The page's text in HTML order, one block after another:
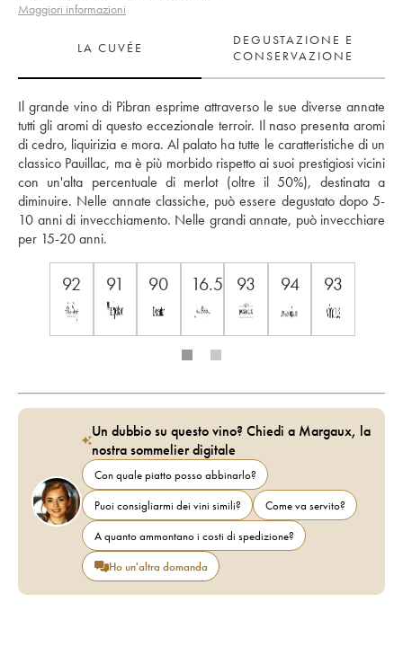
Maggiori informazioni
LA CUVÉE
DEGUSTAZIONE E
CONSERVAZIONE
Il grande vino di Pibran esprime attraverso le sue diverse annate
tutti gli aromi di questo eccezionale terroir. Il naso presenta aromi
di cedro, liquirizia e mora. Al palato ha tutte le caratteristiche di un
classico Pauillac, ma è più morbido rispetto ai suoi prestigiosi vicini
con un'alta percentuale di merlot (oltre il 50%), destinata a
diminuire. Nelle annate classiche, può essere degustato dopo 5-
10 anni di invecchiamento. Nelle grandi annate, può invecchiare
per 15-20 anni.
92 91 90 16.5 93 94 93
Un dubbio su questo vino? Chiedi a Margaux, la
nostra sommelier digitale
Con quale piatto posso abbinarlo?
Puoi consigliarmi dei vini simili?
Come va servito?
A quanto ammontano i costi di spedizione?
Ho un'altra domanda